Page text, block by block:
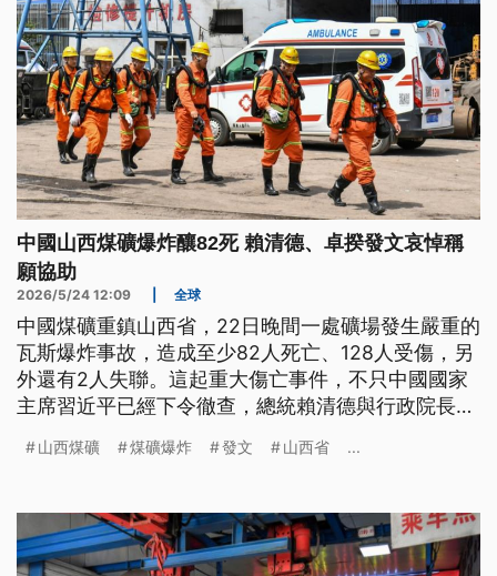
中國山西煤礦爆炸釀82死 賴清德、卓揆發文哀悼稱
願協助
2026/5/24 12:09 全球
中國煤礦重鎮山西省，22日晚間一處礦場發生嚴重的
瓦斯爆炸事故，造成至少82人死亡、128人受傷，另
外還有2人失聯。這起重大傷亡事件，不只中國國家
主席習近平已經下令徹查，總統賴清德與行政院長卓
悼與關切。
山西煤礦 煤礦爆炸 發文 山西省 ...